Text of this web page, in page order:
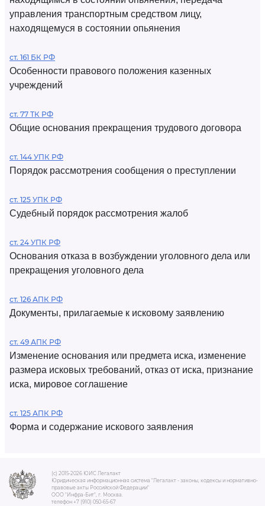
управления транспортным средством лицу,
находящемуся в состоянии опьянения
ст. 161 БК РФ
Особенности правового положения казенных
учреждений
ст. 77 ТК РФ
Общие основания прекращения трудового договора
ст. 144 УПК РФ
Порядок рассмотрения сообщения о преступлении
ст. 125 УПК РФ
Судебный порядок рассмотрения жалоб
ст. 24 УПК РФ
Основания отказа в возбуждении уголовного дела или
прекращения уголовного дела
ст. 126 АПК РФ
Документы, прилагаемые к исковому заявлению
ст. 49 АПК РФ
Изменение основания или предмета иска, изменение
размера исковых требований, отказ от иска, признание
иска, мировое соглашение
ст. 125 АПК РФ
Форма и содержание искового заявления
(c) 2015-2026 ЮИС Легалакт
Юридическая информационная система "Легалакт - законы, кодексы и нормативно-
правовые акты Российской Федерации"
ООО "Инфра-Бит", г. Москва.
телефон +7 (910) 050-65-67